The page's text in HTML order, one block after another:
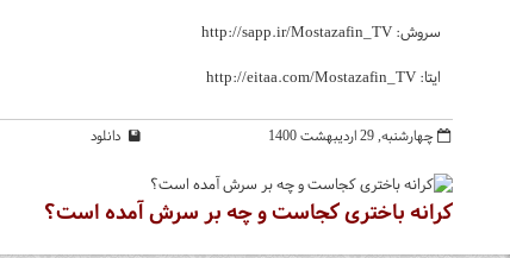
کرانه باختری کجاست و چه بر سرش آمده است؟
چهارشنبه, 29 ارديبهشت 1400 دانلود
سروش: http://sapp.ir/Mostazafin_TV
ایتا: http://eitaa.com/Mostazafin_TV